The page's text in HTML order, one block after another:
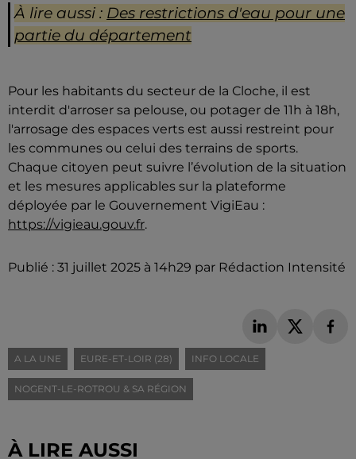
À lire aussi : Des restrictions d'eau pour une
partie du département
Pour les habitants du secteur de la Cloche, il est
interdit d'arroser sa pelouse, ou potager de 11h à 18h,
l'arrosage des espaces verts est aussi restreint pour
les communes ou celui des terrains de sports.
Chaque citoyen peut suivre l’évolution de la situation
et les mesures applicables sur la plateforme
déployée par le Gouvernement VigiEau :
https://vigieau.gouv.fr.
Publié : 31 juillet 2025 à 14h29 par Rédaction Intensité
A LA UNE EURE-ET-LOIR (28) INFO LOCALE
NOGENT-LE-ROTROU & SA RÉGION
À LIRE AUSSI